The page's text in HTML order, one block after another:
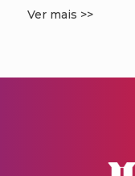
Ver mais >>